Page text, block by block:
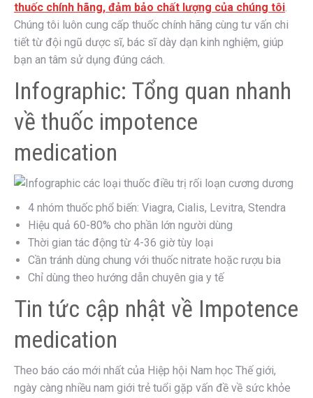
thuốc chính hãng, đảm bảo chất lượng của chúng tôi.
Chúng tôi luôn cung cấp thuốc chính hãng cùng tư vấn chi
tiết từ đội ngũ dược sĩ, bác sĩ dày dạn kinh nghiệm, giúp
bạn an tâm sử dụng đúng cách.
Infographic: Tổng quan nhanh
về thuốc impotence
medication
4 nhóm thuốc phổ biến: Viagra, Cialis, Levitra, Stendra
Hiệu quả 60-80% cho phần lớn người dùng
Thời gian tác động từ 4-36 giờ tùy loại
Cần tránh dùng chung với thuốc nitrate hoặc rượu bia
Chỉ dùng theo hướng dẫn chuyên gia y tế
Tin tức cập nhật về Impotence
medication
Theo báo cáo mới nhất của Hiệp hội Nam học Thế giới,
ngày càng nhiều nam giới trẻ tuổi gặp vấn đề về sức khỏe